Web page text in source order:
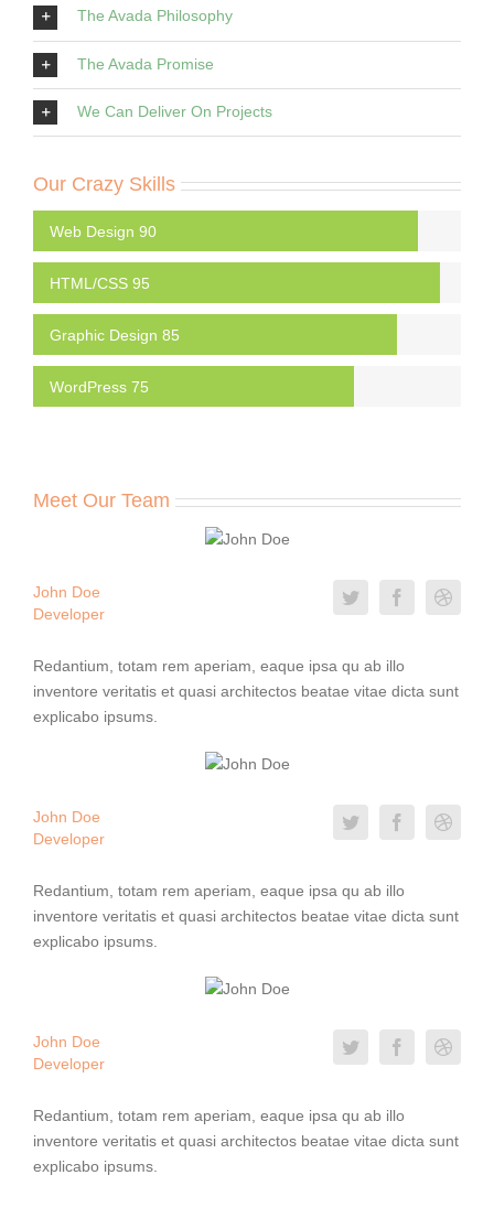
The Avada Philosophy
The Avada Promise
We Can Deliver On Projects
Our Crazy Skills
Web Design 90
HTML/CSS 95
Graphic Design 85
WordPress 75
Meet Our Team
John Doe
Developer
Redantium, totam rem aperiam, eaque ipsa qu ab illo
inventore veritatis et quasi architectos beatae vitae dicta sunt
explicabo ipsums.
John Doe
Developer
Redantium, totam rem aperiam, eaque ipsa qu ab illo
inventore veritatis et quasi architectos beatae vitae dicta sunt
explicabo ipsums.
John Doe
Developer
Redantium, totam rem aperiam, eaque ipsa qu ab illo
inventore veritatis et quasi architectos beatae vitae dicta sunt
explicabo ipsums.